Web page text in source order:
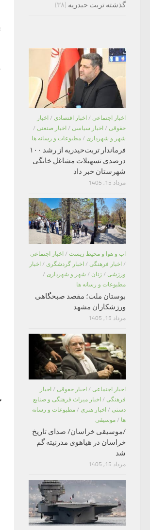
گذشته تربت حیدریه (۳۸)
اخبار اجتماعی / اخبار اقتصادی / اخبار
حقوقی / اخبار سیاسی / اخبار صنعتی /
شهر و شهرداری / مطبوعات و رسانه ها
فرماندار تربت‌حیدریه از رشد ۱۰۰
درصدی تسهیلات مشاغل خانگی
شهرستان خبر داد
مرداد 15, 1405
اب و هوا و محیط زیست / اخبار اجتماعی
/ اخبار فرهنگی / اخبار گردشگری / اخبار
ورزشی / زنان / شهر و شهرداری /
مطبوعات و رسانه ها
بوستان ملت؛ مقصد صبحگاهی
ورزشکاران مشهد
مرداد 15, 1405
اخبار اجتماعی / اخبار حقوقی / اخبار
فرهنگی / اخبار میراث فرهنگی و صنایع
دستی / اخبار هنری / مطبوعات و رسانه
ها / موسیقی
/موسیقی خراسان/ صدای تاریخ
خراسان در هیاهوی مدرنیته گم
شد
مرداد 15, 1405